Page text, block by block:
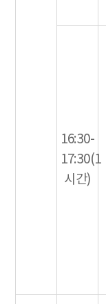
16:30-
17:30(1
시간)